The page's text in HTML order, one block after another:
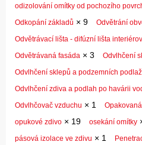
odizolování omítky od pochozího
Odkopání základů × 9 Odvětrání
Odvětrávací lišta - difúzní lišta
Odvětrávaná fasáda × 3 Odvlhčení
Odvlhčení sklepů a podzemních
Odvlhčení zdiva a podlah po havárii
Odvlhčovač vzduchu × 1
opukové zdivo × 19 osekání omítky
pásová izolace ve zdivu × 1